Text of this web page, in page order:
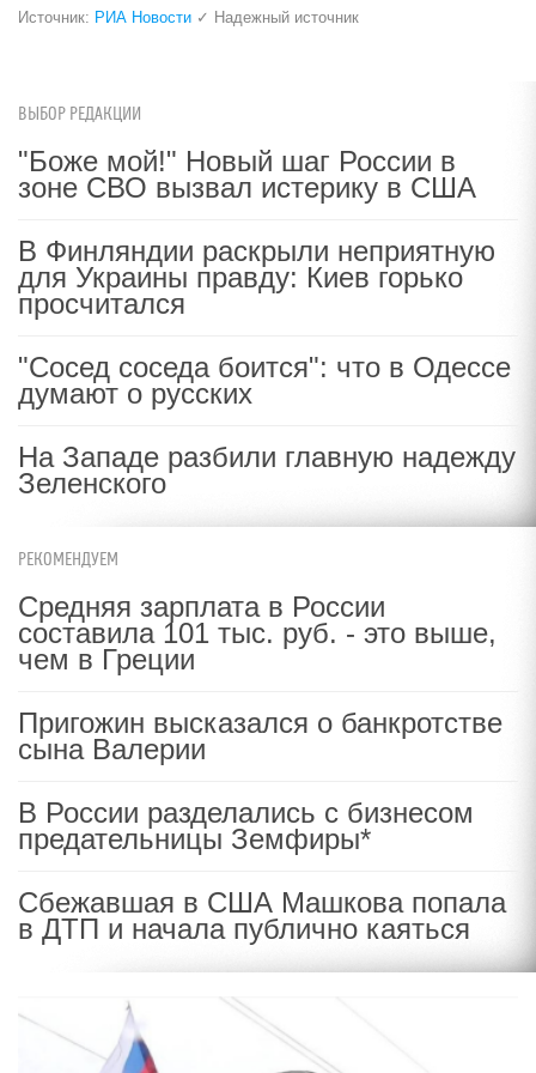
Источник: РИА Новости ✓ Надежный источник
ВЫБОР РЕДАКЦИИ
"Боже мой!" Новый шаг России в
зоне СВО вызвал истерику в США
В Финляндии раскрыли неприятную
для Украины правду: Киев горько
просчитался
"Сосед соседа боится": что в Одессе
думают о русских
На Западе разбили главную надежду
Зеленского
РЕКОМЕНДУЕМ
Средняя зарплата в России
составила 101 тыс. руб. - это выше,
чем в Греции
Пригожин высказался о банкротстве
сына Валерии
В России разделались с бизнесом
предательницы Земфиры*
Сбежавшая в США Машкова попала
в ДТП и начала публично каяться